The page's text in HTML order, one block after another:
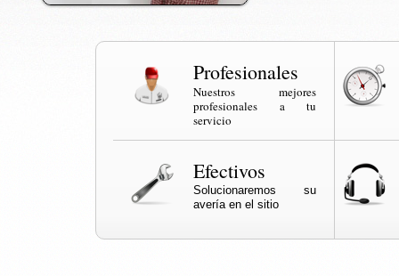
Profesionales
Nuestros mejores
profesionales a tu
servicio
Efectivos
Solucionaremos su
avería en el sitio